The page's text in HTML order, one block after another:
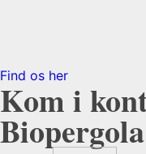
Find os her
Kom i
Biopergola